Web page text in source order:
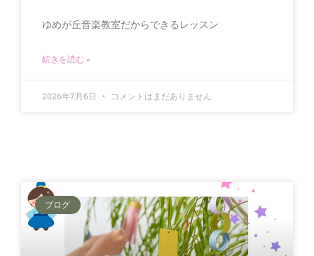
ゆめが丘音楽教室だからできるレッスン
続きを読む »
2026年7月6日 コメントはまだありません
ブログ